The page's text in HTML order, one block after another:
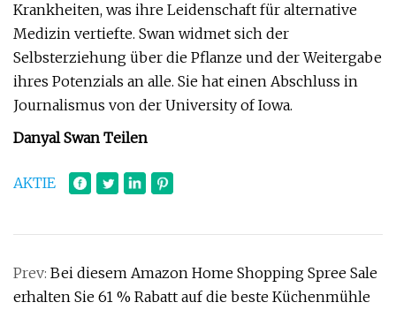
Krankheiten, was ihre Leidenschaft für alternative
Medizin vertiefte. Swan widmet sich der
Selbsterziehung über die Pflanze und der Weitergabe
ihres Potenzials an alle. Sie hat einen Abschluss in
Journalismus von der University of Iowa.
Danyal Swan Teilen
AKTIE
Prev: Bei diesem Amazon Home Shopping Spree Sale
erhalten Sie 61 % Rabatt auf die beste Küchenmühle